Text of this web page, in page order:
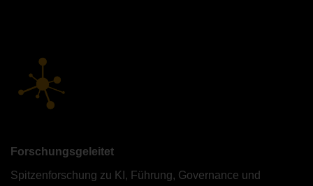
Forschungsgeleitet
Spitzenforschung zu KI, Führung, Governance und